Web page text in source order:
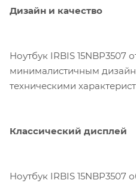
Дизайн и качество
Ноутбук IRBIS 15NBP3507
минималистичным
техническими
Классический дисплей
Ноутбук IRBIS